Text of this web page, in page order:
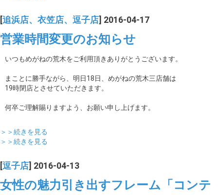
[追浜店、衣笠店、逗子店] 2016-04-17
営業時間変更のお知らせ
いつもめがねの荒木をご利用頂きありがとうございます。
まことに勝手ながら、明日18日、めがねの荒木三店舗は
19時閉店とさせていただきます。
何卒ご理解賜りますよう、お願い申し上げます。
＞＞続きを見る
＞＞続きを見る
[逗子店] 2016-04-13
女性の魅力引き出すフレーム「コンテ